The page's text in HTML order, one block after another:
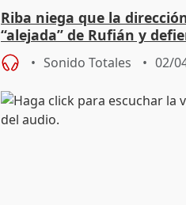
Riba niega que la
“alejada” de Rufián y
presentarse con sus siglas
Sonido Totales 02/